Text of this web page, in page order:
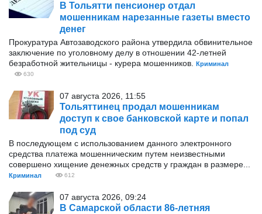
В Тольятти пенсионер отдал
мошенникам нарезанные газеты вместо
денег
Прокуратура Автозаводского района утвердила обвинительное
заключение по уголовному делу в отношении 42-летней
безработной жительницы - курера мошенников.
Криминал
630
07 августа 2026, 11:55
Тольяттинец продал мошенникам
доступ к свое банковской карте и попал
под суд
В последующем с использованием данного электронного
средства платежа мошенническим путем неизвестными
совершено хищение денежных средств у граждан в размере...
Криминал 612
07 августа 2026, 09:24
В Самарской области 86-летняя